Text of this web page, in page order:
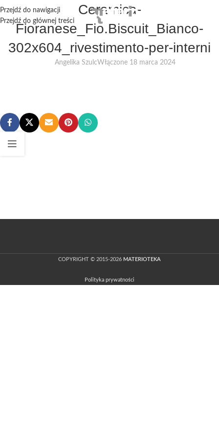
Przejdź do nawigacji
Przejdź do głównej treści
Ceramica-
Fioranese_Fio.Biscuit_Bianco-
302x604_rivestimento-per-interni
Angelika SzulcWłączone 18 marca 2024
COPYRIGHT © 2015-2026 MATERIOTEKA
Polityka prywatności